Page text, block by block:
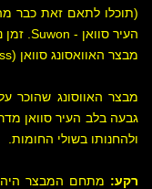
(תוכלו לתאם זאת כבר
העיר סוואן - Suwon. זמן נסיעה כשעה בגלל העומס באזור.
מבצר האוואסונג סוואן (Suwon Hwaseong Fortress).
מבצר האווסונג שהוכר
גבעה בלב העיר סוואן
ולהחנותו בשולי החומות.
רקע: